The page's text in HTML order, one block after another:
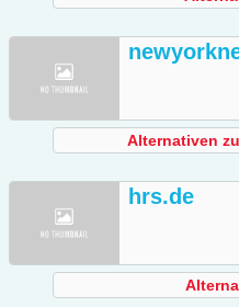
Alternativen
hrs.de